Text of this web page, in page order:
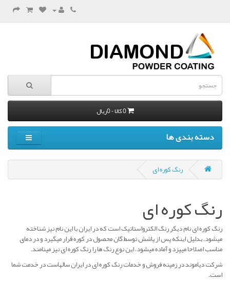
0 کالا - 0ریال
دسته بندی ها
رنگ کوره ای
رنگ کوره ای
رنگ کوره ای نام دیگر رنگ الکترواستاتیک است که در ایران با این نام نیز شناخته
میشود. بدلیل اینکه پس از پاشش توسط گان محصول در کوره قرار میگیرد و در دمای
مناسب اصلاحا میپزد و آماده میشود، این نوع رنگ ها را رنگ کوره ای نیز مینامند.
شرکت دیاموند در زمینه فروش و خدمات رنگ کوره ای در ایران سالهاست در خدمت شما
است.